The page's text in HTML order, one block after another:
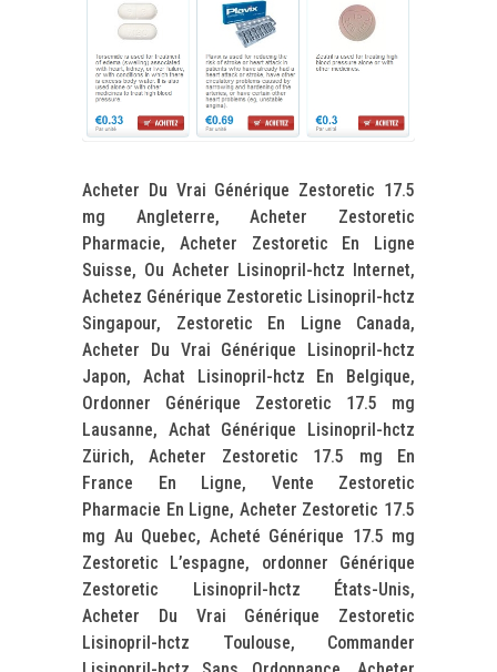
Acheter Du Vrai Générique Zestoretic 17.5
mg Angleterre, Acheter Zestoretic
Pharmacie, Acheter Zestoretic En Ligne
Suisse, Ou Acheter Lisinopril-hctz Internet,
Achetez Générique Zestoretic Lisinopril-hctz
Singapour, Zestoretic En Ligne Canada,
Acheter Du Vrai Générique Lisinopril-hctz
Japon, Achat Lisinopril-hctz En Belgique,
Ordonner Générique Zestoretic 17.5 mg
Lausanne, Achat Générique Lisinopril-hctz
Zürich, Acheter Zestoretic 17.5 mg En
France En Ligne, Vente Zestoretic
Pharmacie En Ligne, Acheter Zestoretic 17.5
mg Au Quebec, Acheté Générique 17.5 mg
Zestoretic L’espagne, ordonner Générique
Zestoretic Lisinopril-hctz États-Unis,
Acheter Du Vrai Générique Zestoretic
Lisinopril-hctz Toulouse, Commander